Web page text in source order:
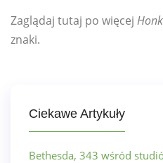
Zaglądaj tutaj po więcej
znaki.
Ciekawe Artykuły
Bethesda, 343 wśród